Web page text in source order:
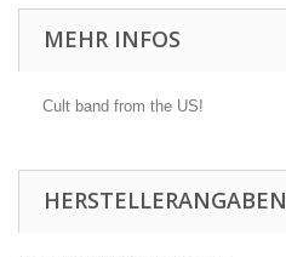
MEHR INFOS
Cult band from the US!
HERSTELLERANGABEN